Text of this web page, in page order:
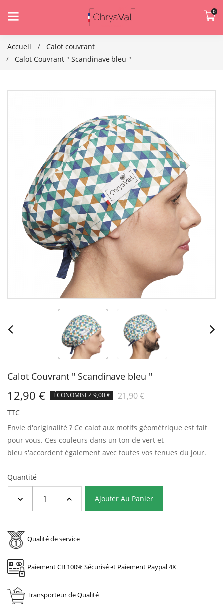
0
Accueil
Calot couvrant
Calot Couvrant " Scandinave bleu "
Calot Couvrant " Scandinave bleu "
12,90 € ÉCONOMISEZ 9,00 € 21,90 €
TTC
Envie d'originalité ? Ce calot aux motifs géométrique est fait
pour vous. Ces couleurs dans un ton de vert et
bleu s'accordent également avec toutes vos tenues du jour.
Quantité
Ajouter Au Panier
Qualité de service
Paiement CB 100% Sécurisé et Paiement Paypal 4X
Transporteur de Qualité